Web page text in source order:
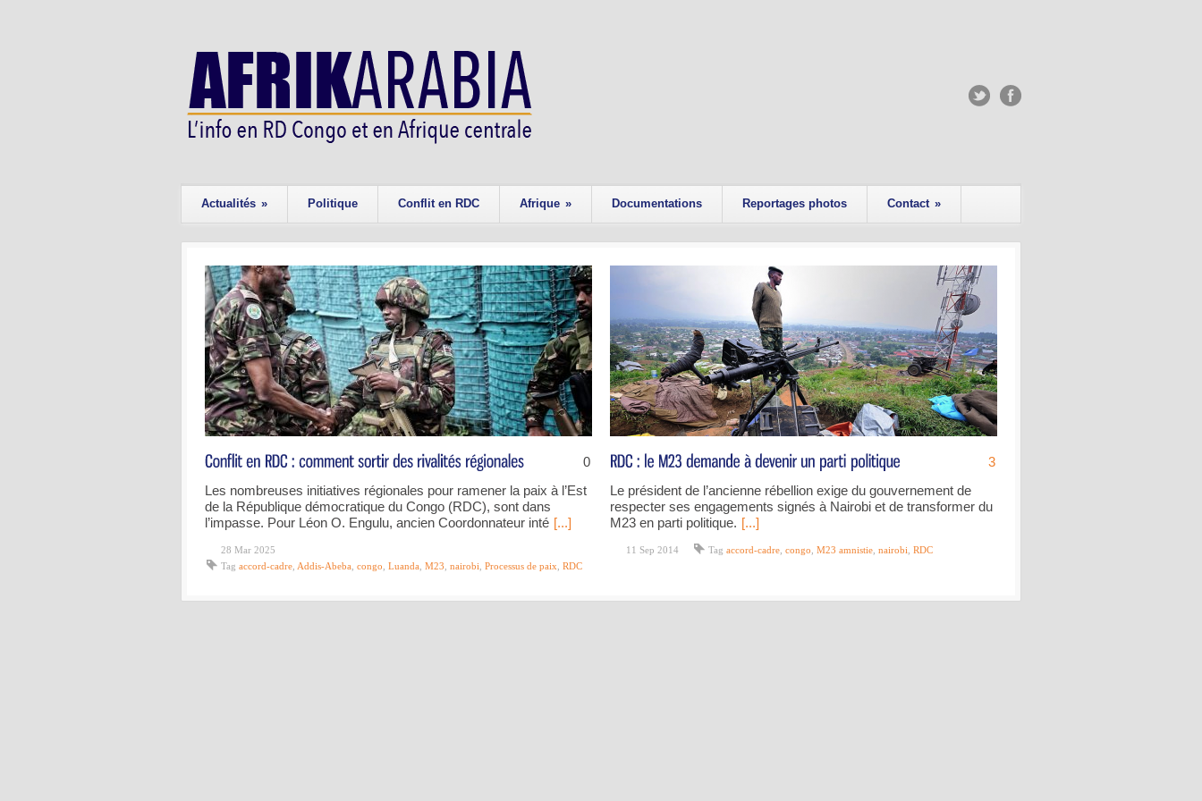
Actualités » Politique Conflit en RDC Afrique » Documentations Reportages photos Contact »
0
Les nombreuses initiatives régionales pour ramener la paix à l’Est
de la République démocratique du Congo (RDC), sont dans
l’impasse. Pour Léon O. Engulu, ancien Coordonnateur inté [...]
28 Mar 2025
Tag accord-cadre Addis-Abeba congo Luanda M23 nairobi Processus de paix RDC
3
Le président de l’ancienne rébellion exige du gouvernement de
respecter ses engagements signés à Nairobi et de transformer du
M23 en parti politique. [...]
11 Sep 2014 Tag accord-cadre congo M23 amnistie nairobi RDC